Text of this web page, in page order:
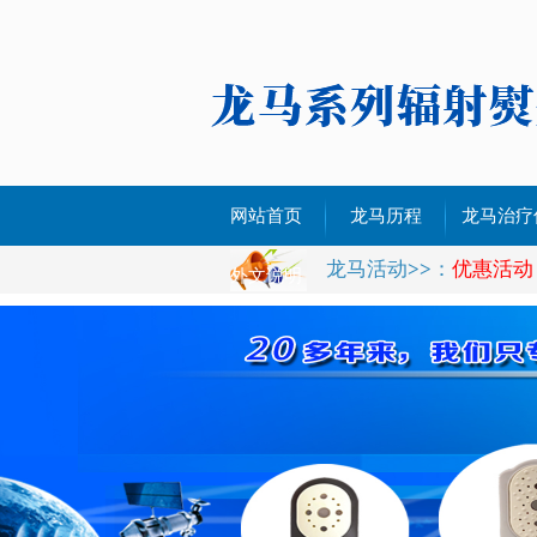
网站首页 龙马历程 龙马治疗
治疗仪
治疗仪
治疗仪
外文说明 龙马活动>> ： 优惠活动